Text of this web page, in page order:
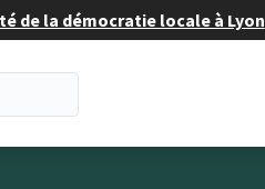
de la démocratie locale à Lyon